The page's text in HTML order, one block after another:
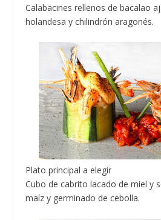
Calabacines rellenos de bacalao
holandesa y chilindrón aragonés.
Plato principal a elegir
Cubo de cabrito lacado de miel y
maíz y germinado de cebolla.